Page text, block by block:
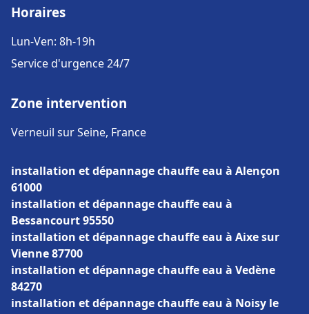
Horaires
Lun-Ven: 8h-19h
Service d'urgence 24/7
Zone intervention
Verneuil sur Seine, France
installation et dépannage chauffe eau à Alençon
61000
installation et dépannage chauffe eau à
Bessancourt 95550
installation et dépannage chauffe eau à Aixe sur
Vienne 87700
installation et dépannage chauffe eau à Vedène
84270
installation et dépannage chauffe eau à Noisy le